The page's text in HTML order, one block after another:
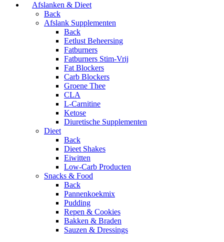
Afslanken & Dieet
Back
Afslank Supplementen
Back
Eetlust Beheersing
Fatburners
Fatburners Stim-Vrij
Fat Blockers
Carb Blockers
Groene Thee
CLA
L-Carnitine
Ketose
Diuretische Supplementen
Dieet
Back
Dieet Shakes
Eiwitten
Low-Carb Producten
Snacks & Food
Back
Pannenkoekmix
Pudding
Repen & Cookies
Bakken & Braden
Sauzen & Dressings